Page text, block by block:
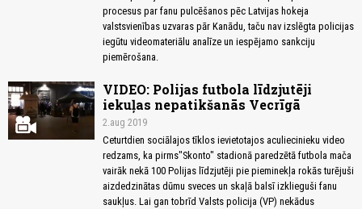
procesus par fanu pulcēšanos pēc Latvijas hokeja
valstsvienības uzvaras pār Kanādu, taču nav izslēgta policijas
iegūtu videomateriālu analīze un iespējamo sankciju
piemērošana.
VIDEO: Polijas futbola līdzjutēji
iekuļas nepatikšanās Vecrīgā
2.aug 2019
Ceturtdien sociālajos tīklos ievietotajos aculiecinieku video
redzams, ka pirms"Skonto" stadionā paredzētā futbola mača
vairāk nekā 100 Polijas līdzjutēji pie pieminekļa rokās turējuši
aizdedzinātas dūmu sveces un skaļā balsī izklieguši fanu
saukļus. Lai gan tobrīd Valsts policija (VP) nekādus